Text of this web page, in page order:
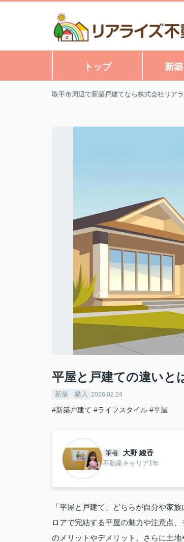
トップ 新
取手市周辺で新築戸建てなら株式会社リア
平屋と戸建ての違いと
新築 購入 2026.02.24
#新築戸建て #ライフスタイル #平屋
筆者 大野 綾香
不動産キャリア1年
「平屋と戸建て、どちらが自分や家
ロアで完結する平屋の魅力や注意点
のメリットやデメリット、さらに土